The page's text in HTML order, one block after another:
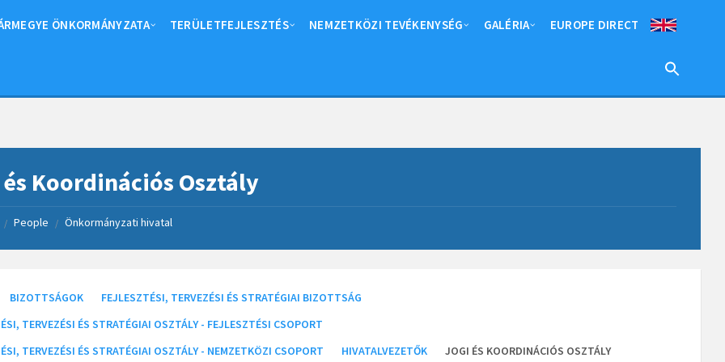
ÖNKORMÁNYZATA TERÜLETFEJLESZTÉS NEMZETKÖZI TEVÉKENYSÉG GALÉRIA EUROPE DIRECT
Koordinációs Osztály
/ People / Önkormányzati hivatal
BIZOTTSÁGOK
FEJLESZTÉSI, TERVEZÉSI ÉS STRATÉGIAI BIZOTTSÁG
TERVEZÉSI ÉS STRATÉGIAI OSZTÁLY - FEJLESZTÉSI CSOPORT
TERVEZÉSI ÉS STRATÉGIAI OSZTÁLY - NEMZETKÖZI CSOPORT
HIVATALVEZETŐK
JOGI ÉS KOORDINÁCIÓS OSZTÁLY